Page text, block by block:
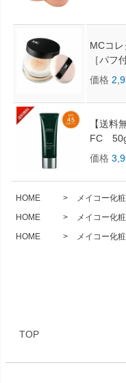
MCコレ
［パフ
価格
【送料
FC
価格
HOME メイコー化
HOME
メイコー化
HOME
メイコー化
TOP